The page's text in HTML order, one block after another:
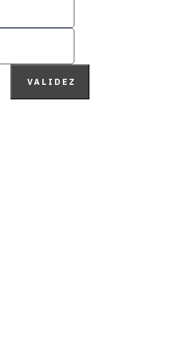
VALIDEZ